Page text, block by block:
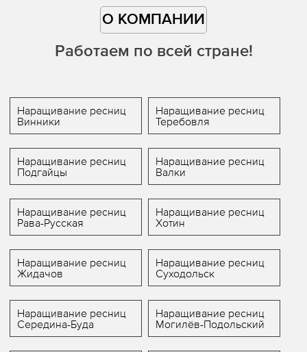
О КОМПАНИИ
Работаем по всей стране!
Наращивание ресниц
Винники
Наращивание ресниц
Теребовля
Наращивание ресниц
Подгайцы
Наращивание ресниц
Валки
Наращивание ресниц
Рава-Русская
Наращивание ресниц
Хотин
Наращивание ресниц
Жидачов
Наращивание ресниц
Суходольск
Наращивание ресниц
Середина-Буда
Наращивание ресниц
Могилёв-Подольский